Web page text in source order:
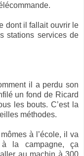
dont il fallait ouvrir le
stations services de
il a perdu son
un fond de Ricard
les bouts. C’est la
méthodes.
à l’école, il va
la campagne, ça
au machin à 300